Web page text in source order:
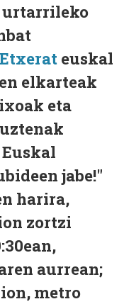
urtarrileko
Etxerat euskal
elkarteak
eta
jabe!"
harira,
zortzi
aurrean;
metro